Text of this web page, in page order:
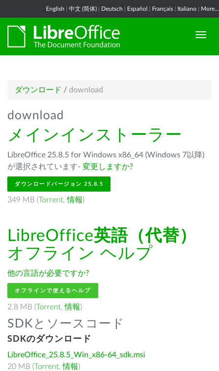
English 中文 (简体) Deutsch Español Français Italiano More...
ダウンロード / download
download
メインインストーラー
LibreOffice 25.8.5 for Windows x86_64 (Windows 7以降)
が選択されています- 変更しますか?
ダウンロードバージョン 25.8.5
349 MB (Torrent,情報)
LibreOffice英語（代替）
オフライン ヘルプ
他の言語が必要ですか?
オフラインで使えるヘルプ
2.8 MB (Torrent,情報)
SDKとソースコード
SDKのダウンロード
LibreOffice_25.8.5_Win_x86-64_sdk.msi
20 MB (Torrent,情報)